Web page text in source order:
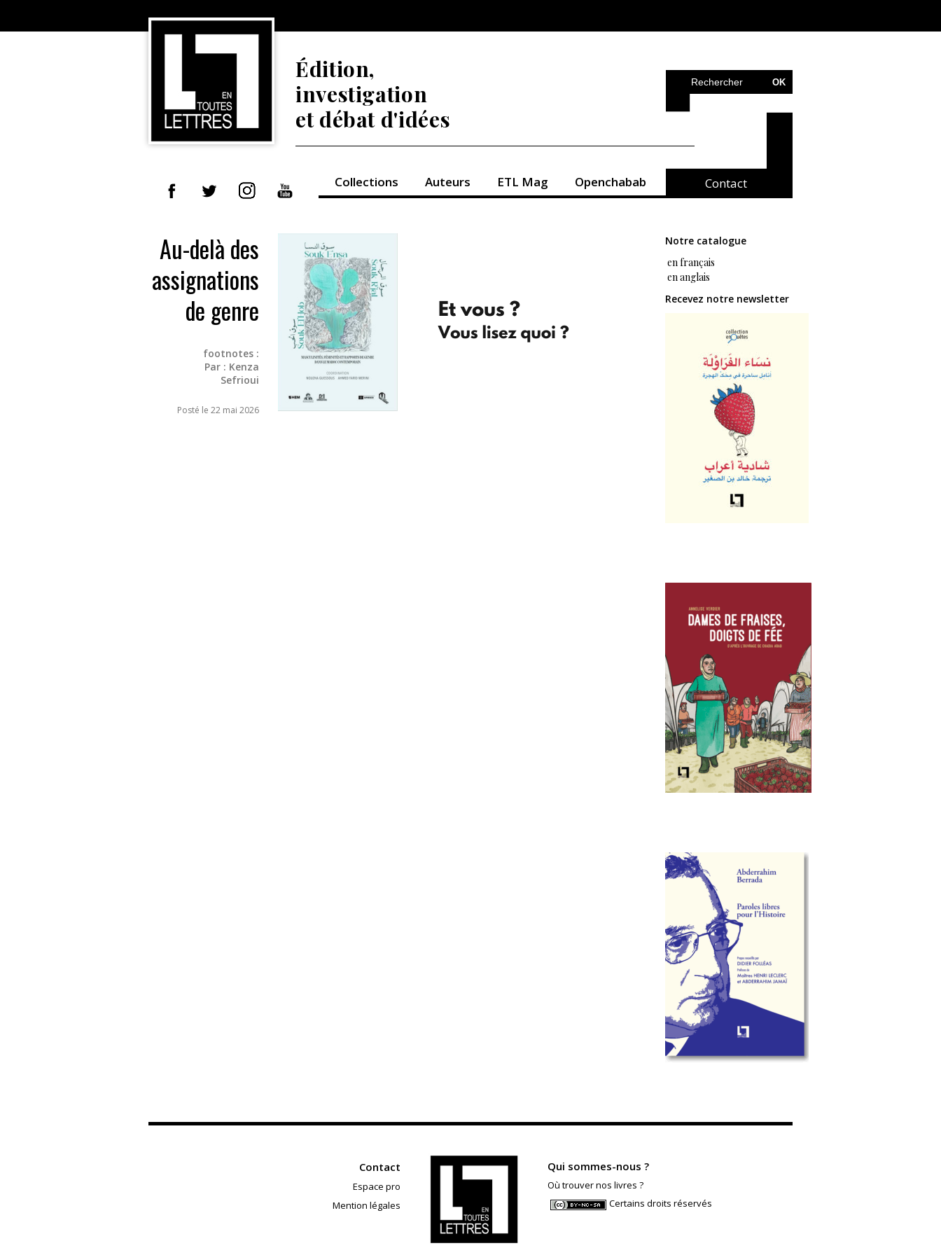
Édition,
investigation
et débat d'idées
Collections Auteurs ETL Mag Openchabab Contact
Au-delà des
assignations
de genre
footnotes :
Par : Kenza
Sefrioui
Posté le 22 mai 2026
Notre catalogue
en français
en anglais
Recevez notre newsletter
Contact
Espace pro
Mention légales
Qui sommes-nous ?
Où trouver nos livres ?
Certains droits réservés